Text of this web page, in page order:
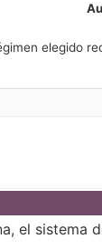
elegido
el sistema